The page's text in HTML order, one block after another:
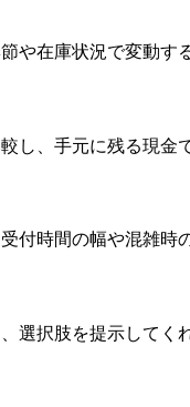
在庫状況で変動す
し、手元に残る現金
付時間の幅や混雑時
択肢を提示してく